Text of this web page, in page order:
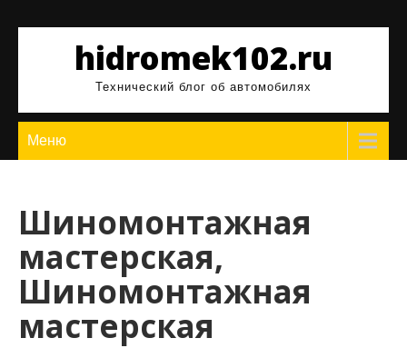
содержимомуhidromek102.ru
Технический блог об автомобилях
Меню
Шиномонтажная
мастерская,
Шиномонтажная
мастерская